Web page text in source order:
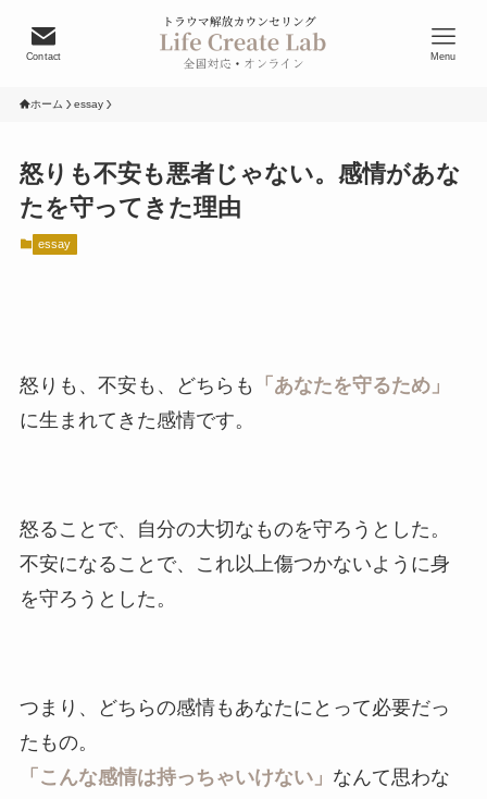
Contact Menu
ホーム essay
怒りも不安も悪者じゃない。感情があな
たを守ってきた理由
essay
怒りも、不安も、どちらも
「あなたを守るため」
に生まれてきた感情です。
怒ることで、自分の大切なものを守ろうとした。
不安になることで、これ以上傷つかないように身
を守ろうとした。
つまり、どちらの感情もあなたにとって必要だっ
たもの。
「こんな感情は持っちゃいけない」 なんて思わな